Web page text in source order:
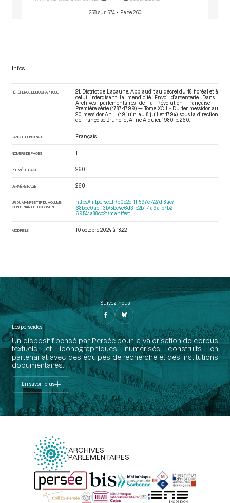
258 sur 574 • Page 260
Infos
RÉFÉRENCE BIBLIOGRAPHIQUE
21. District de Lacaune. Applaudit au décret du 18 floréal et à
celui interdisant la mendicité. Envoi d’argenterie. Dans :
Archives parlementaires de la Révolution Française —
Première série (1787-1799) — Tome XCII - Du 1er messidor au
20 messidor An II (19 juin au 8 juillet 1794), sous la direction
de Françoise Brunel et Aline Alquier. 1980. p. 260.
LANGUE PRINCIPALE Français
NOMBRE DE PAGES 1
PREMIÈRE PAGE 260
DERNIÈRE PAGE 260
URI DU MANIFEST IIIF DU VOLUME
CONTENANT LE DOCUMENT
https://iiif.persee.fr/b0e2cf11-597c-427d-8ac7-
68bcc0acf13b/5bc4e6d3-b2b1-4a9a-b7b2-
69541a88cc21/manifest
MODIFIÉ LE 10 octobre 2024 à 18:22
Suivez-nous
Les perséides
Un dispositif pensé par Persée pour la valorisation de corpus
textuels et iconographiques numérisés construits en
partenariat avec des équipes de recherche et des institutions
documentaires.
En savoir plus
ARCHIVES
PARLEMENTAIRES